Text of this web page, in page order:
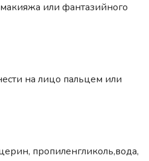
или фантазийного
на лицо пальцем или
пропиленгликоль,вода,